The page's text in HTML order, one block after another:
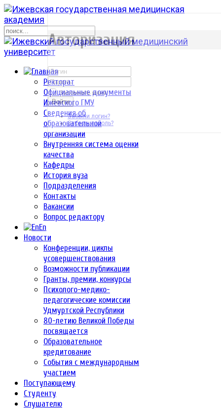
Ректорат
Официальные документы
Ижевского ГМУ
Сведения об
образовательной
организации
Внутренняя система оценки
качества
Кафедры
История вуза
Подразделения
Контакты
Вакансии
Вопрос редактору
En
Новости
Конференции, циклы
усовершенствования
Возможности публикации
Гранты, премии, конкурсы
Психолого-медико-
педагогические комиссии
Удмуртской Республики
80-летию Великой Победы
посвящается
Образовательное
кредитование
События с международным
участием
Поступающему
Студенту
Слушателю
р
Авторизация
Запомнить меня
Войти
Забыли логин?
Забыли пароль?